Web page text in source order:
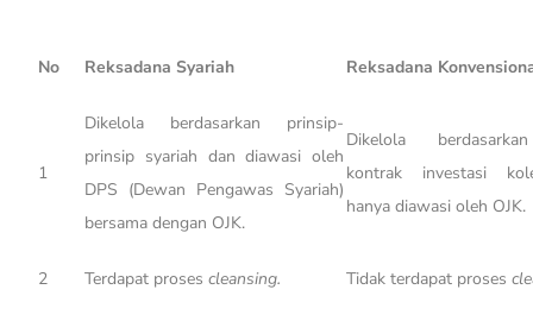
No Reksadana Syariah Reksadana
1
Dikelola berdasarkan prinsip-
prinsip syariah dan diawasi oleh
DPS (Dewan Pengawas Syariah)
bersama dengan OJK.
Dikelola
kontrak investasi
hanya diawasi oleh OJK.
2 Terdapat proses cleansing. Tidak terdapat proses